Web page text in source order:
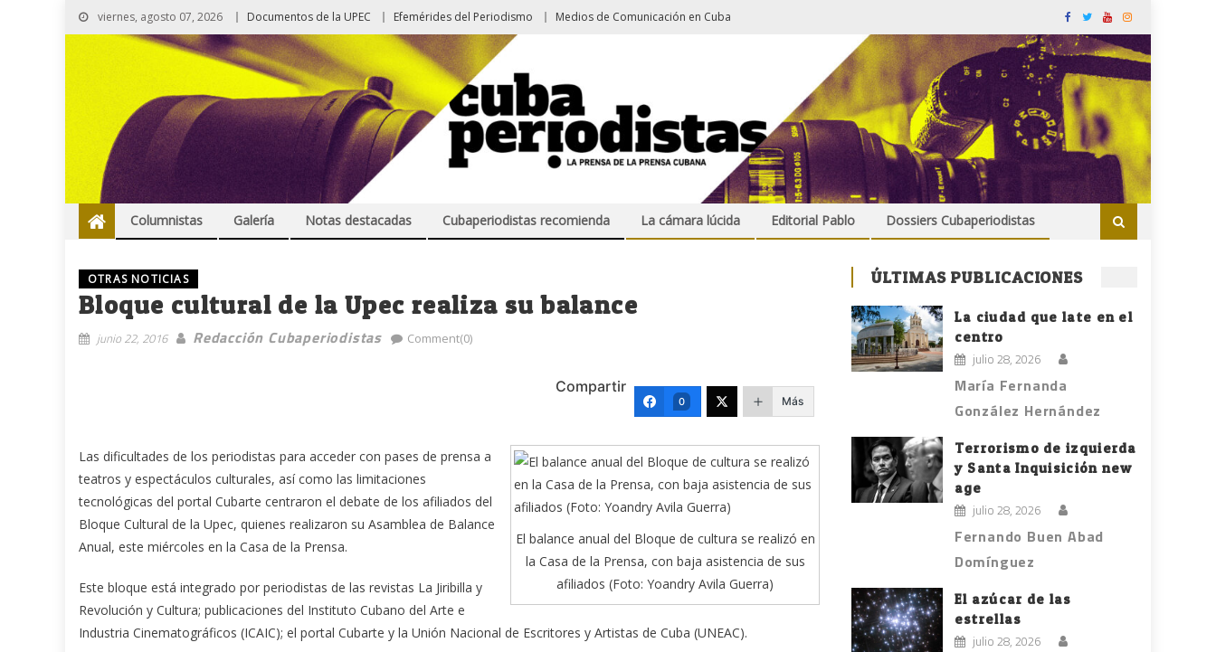
viernes, agosto 07, 2026 Documentos de la UPEC Efemérides del Periodismo Medios de Comunicación en Cuba
Columnistas Galería Notas destacadas Cubaperiodistas recomienda La cámara lúcida Editorial Pablo Dossiers Cubaperiodistas
OTRAS NOTICIAS
Bloque cultural de la Upec realiza su balance
junio 22, 2016 Redacción Cubaperiodistas Comment(0)
Compartir
0 Más
El balance anual del Bloque de cultura se realizó en
la Casa de la Prensa, con baja asistencia de sus
afiliados (Foto: Yoandry Avila Guerra)
Las dificultades de los periodistas para acceder con pases de prensa a
teatros y espectáculos culturales, así como las limitaciones
tecnológicas del portal Cubarte centraron el debate de los afiliados del
Bloque Cultural de la Upec, quienes realizaron su Asamblea de Balance
Anual, este miércoles en la Casa de la Prensa.
Este bloque está integrado por periodistas de las revistas La Jiribilla y
Revolución y Cultura; publicaciones del Instituto Cubano del Arte e
Industria Cinematográficos (ICAIC); el portal Cubarte y la Unión Nacional de Escritores y Artistas de Cuba (UNEAC).
ÚLTIMAS PUBLICACIONES
La ciudad que late en el
centro
julio 28, 2026
María Fernanda
González Hernández
Terrorismo de izquierda
y Santa Inquisición new
age
julio 28, 2026
Fernando Buen Abad
Domínguez
El azúcar de las
estrellas
julio 28, 2026